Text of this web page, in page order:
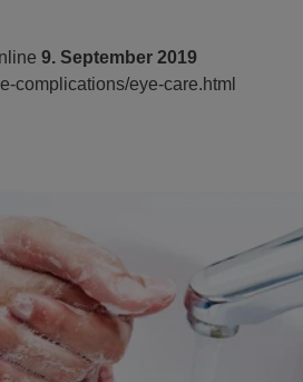
9. September 2019
complications/eye-care.html